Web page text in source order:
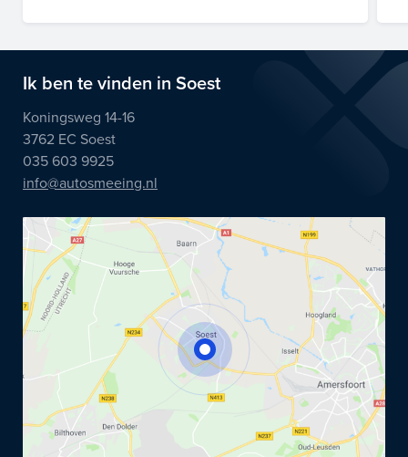
Ik ben te vinden in Soest
Koningsweg 14-16
3762 EC Soest
035 603 9925
info@autosmeeing.nl